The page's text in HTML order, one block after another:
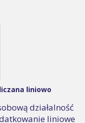
liniowo
działalność
liniowe